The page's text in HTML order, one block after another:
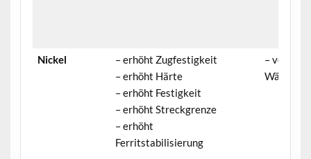
Nickel
– erhöht Zugfestigkeit
– erhöht Härte
– erhöht Festigkeit
– erhöht Streckgrenze
– erhöht
Ferritstabilisierung
–